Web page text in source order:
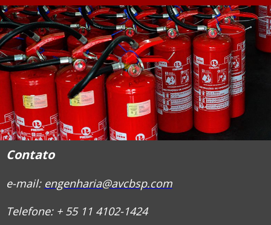
Contato
e-mail: engenharia@avcbsp.com
Telefone: + 55 11 4102-1424